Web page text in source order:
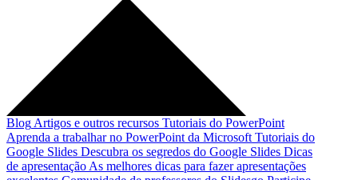
Blog Artigos e outros recursos Tutoriais do PowerPoint
Aprenda a trabalhar no PowerPoint da Microsoft Tutoriais do
Google Slides Descubra os segredos do Google Slides Dicas
de apresentação As melhores dicas para fazer apresentações